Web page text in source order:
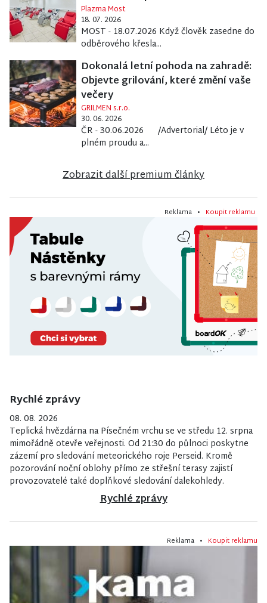
Plazma Most
18. 07. 2026
MOST - 18.07.2026 Když člověk zasedne do
odběrového křesla...
Dokonalá letní pohoda na zahradě:
Objevte grilování, které změní vaše
večery
GRILMEN s.r.o.
30. 06. 2026
ČR - 30.06.2026 /Advertorial/ Léto je v
plném proudu a...
Zobrazit další premium články
Reklama • Koupit reklamu
Rychlé zprávy
08. 08. 2026
Teplická hvězdárna na Písečném vrchu se ve středu 12. srpna
mimořádně otevře veřejnosti. Od 21:30 do půlnoci poskytne
zázemí pro sledování meteorického roje Perseid. Kromě
pozorování noční oblohy přímo ze střešní terasy zajistí
provozovatelé také doplňkové sledování dalekohledy.
Rychlé zprávy
Reklama • Koupit reklamu